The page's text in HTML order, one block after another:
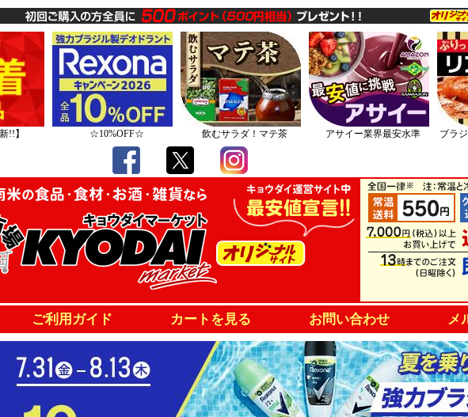
!!】 ☆10%OFF☆ 飲むサラダ！マテ茶 アサイー業界最安水準 ブラ
ご利用ガイド カートを見る お問い合わせ メ